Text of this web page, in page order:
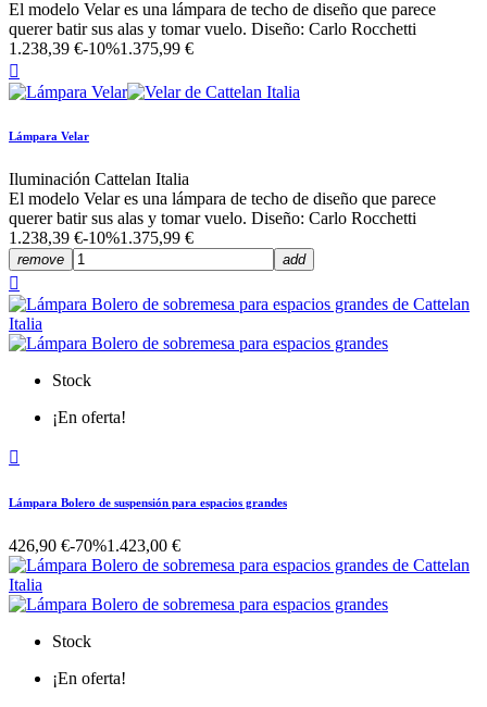
El modelo Velar es una lámpara de techo de diseño que parece
querer batir sus alas y tomar vuelo. Diseño: Carlo Rocchetti
1.238,39 €-10%1.375,99 €

Lámpara Velar
Iluminación Cattelan Italia
El modelo Velar es una lámpara de techo de diseño que parece
querer batir sus alas y tomar vuelo. Diseño: Carlo Rocchetti
1.238,39 €-10%1.375,99 €
remove add

Stock
¡En oferta!

Lámpara Bolero de suspensión para espacios grandes
426,90 €-70%1.423,00 €
Stock
¡En oferta!